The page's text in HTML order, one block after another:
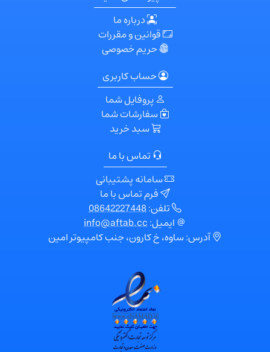
درباره ما
قوانین و مقررات
حریم خصوصی
حساب کاربری
پروفایل شما
سفارشات شما
سبد خرید
تماس با ما
سامانه پشتیبانی
فرم تماس با ما
تلفن:08642227448
ایمیل:info@aftab.cc
آدرس: ساوه، خ کارون، جنب کامپیوتر امین